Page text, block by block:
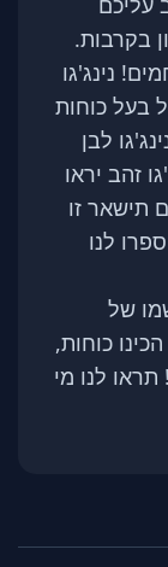
בקרבות.
נינג'גו
בעל כוחות
לבן
זהב יראו
תישאר זו
לנו
של
כוחות,
תראו לנו מי